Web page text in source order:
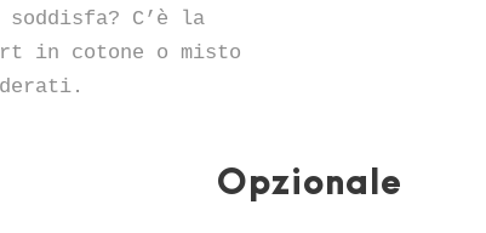
C’è la
in cotone o misto
Opzionale